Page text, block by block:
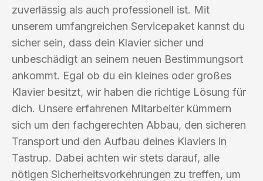
zuverlässig als auch professionell ist. Mit
unserem umfangreichen Servicepaket kannst du
sicher sein, dass dein Klavier sicher und
unbeschädigt an seinem neuen Bestimmungsort
ankommt. Egal ob du ein kleines oder großes
Klavier besitzt, wir haben die richtige Lösung für
dich. Unsere erfahrenen Mitarbeiter kümmern
sich um den fachgerechten Abbau, den sicheren
Transport und den Aufbau deines Klaviers in
Tastrup. Dabei achten wir stets darauf, alle
nötigen Sicherheitsvorkehrungen zu treffen, um